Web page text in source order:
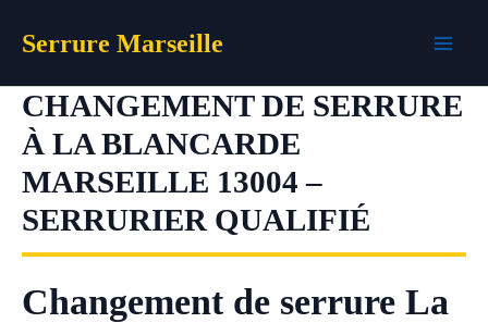
Serrure Marseille
CHANGEMENT DE SERRURE
À LA BLANCARDE
MARSEILLE 13004 –
SERRURIER QUALIFIÉ
Changement de serrure La